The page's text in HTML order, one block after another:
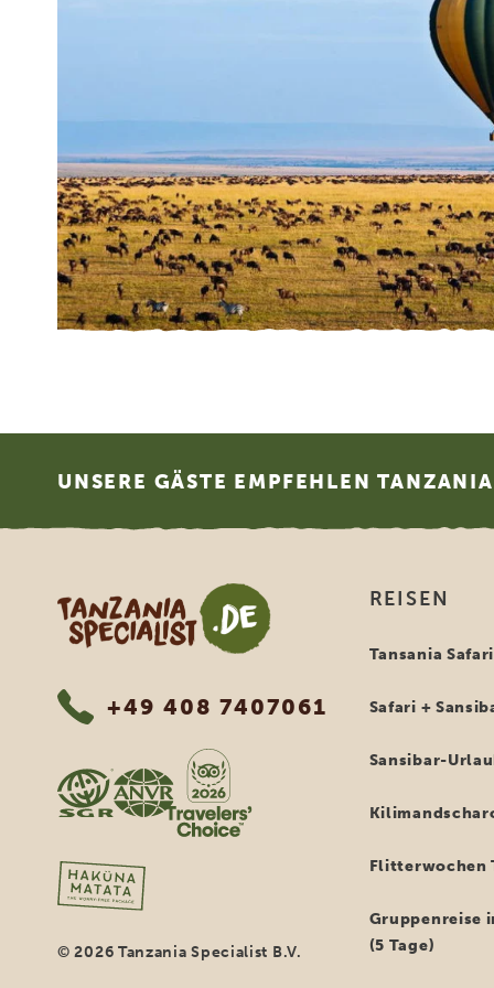
UNSERE GÄSTE EMPFEHLEN
Tanzania Specialist
+49 408 7407061
© 2026 Tanzania Specialist B.V.
REISEN
Tansania Safari
Safari +
Sansibar-
Flitterwochen
Gruppenreise
(5 Tage)